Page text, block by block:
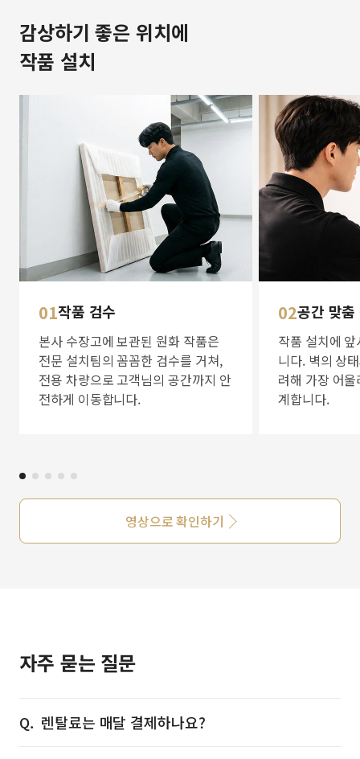
감상하기 좋은 위치에
작품 설치
01작품 검수
본사 수장고에 보관된 원화 작품은
전문 설치팀의 꼼꼼한 검수를 거쳐,
전용 차량으로 고객님의 공간까지 안
전하게 이동합니다.
02공간 맞
작품 설치에
니다. 벽의 상
려해 가장 어
계합니다.
영상으로 확인하기
자주 묻는 질문
렌탈료는 매달 결제하나요?